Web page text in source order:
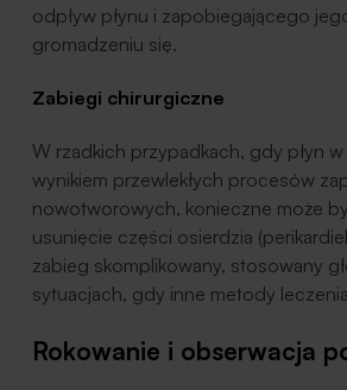
odpływ płynu i zapobiegającego
gromadzeniu się.
Zabiegi chirurgiczne
W rzadkich przypadkach, gdy płyn
wynikiem przewlekłych procesów
nowotworowych, konieczne może
usunięcie części osierdzia
zabieg skomplikowany, stosowany
sytuacjach, gdy inne metody
Rokowanie i obserwacja